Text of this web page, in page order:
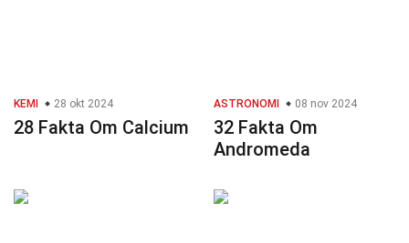
KEMI 28 okt 2024
28 Fakta Om Calcium
ASTRONOMI 08 nov 2024
32 Fakta Om
Andromeda